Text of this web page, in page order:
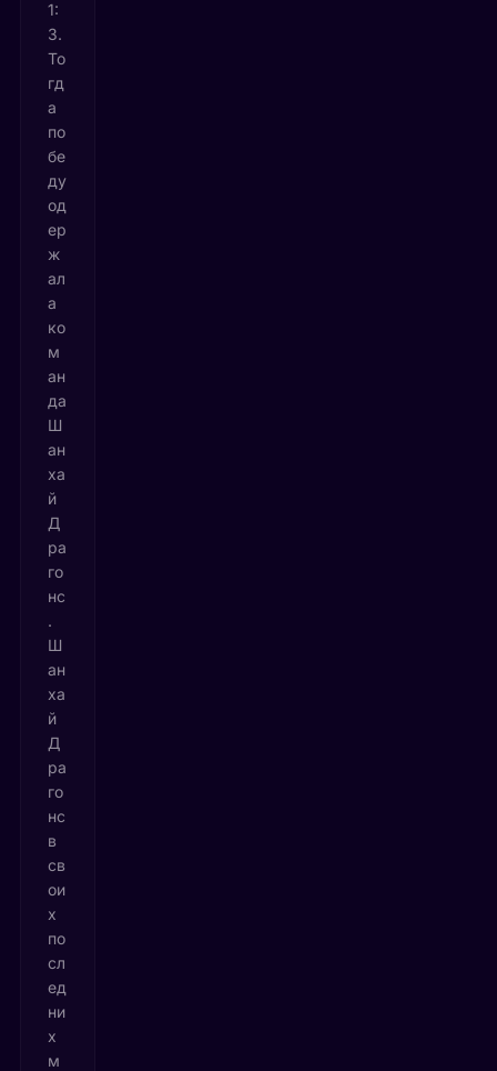
1:
3.
То
гд
а
по
бе
ду
од
ер
ж
ал
а
ко
м
ан
да
Ш
ан
ха
й
Д
ра
го
нс
.
Ш
ан
ха
й
Д
ра
го
нс
в
св
ои
х
по
сл
ед
ни
х
м